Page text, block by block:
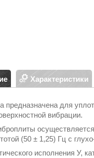
Характеристики
предназначена для
вибрации.
(50 ± 1,25) Гц с
исполнения У,